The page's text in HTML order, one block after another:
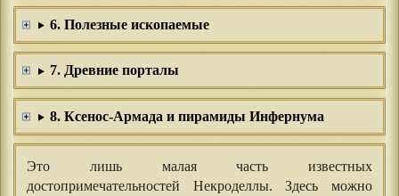
6. Полезные ископаемые
7. Древние порталы
8. Ксенос-Армада и пирамиды Инфернума
Это лишь малая часть известных
достопримечательностей Некроделлы. Здесь можно